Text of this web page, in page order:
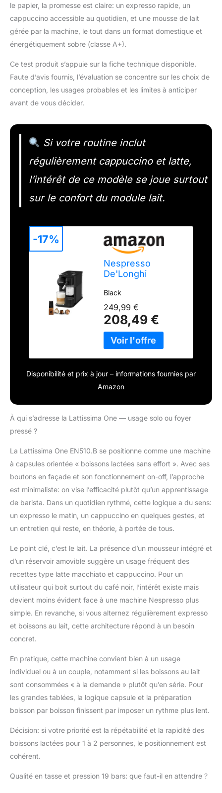
le papier, la promesse est claire: un expresso rapide, un
cappuccino accessible au quotidien, et une mousse de lait
gérée par la machine, le tout dans un format domestique et
énergétiquement sobre (classe A+).
Ce test produit s’appuie sur la fiche technique disponible.
Faute d’avis fournis, l’évaluation se concentre sur les choix de
conception, les usages probables et les limites à anticiper
avant de vous décider.
Si votre routine inclut
régulièrement cappuccino et latte,
l’intérêt de ce modèle se joue surtout
sur le confort du module lait.
Nespresso
De'Longhi
Lattissima One
Noir, 19 Bars + Kit
de Bienvenue,
Design Compact,
Expresso, Lungo
et Recettes
Lactées, Arrêt
EN510.B
Black
249,99 €
208,49 €
-17%
Disponibilité et prix à jour – informations fournies par
Amazon
À qui s’adresse la Lattissima One — usage solo ou foyer
pressé ?
La Lattissima One EN510.B se positionne comme une machine
à capsules orientée « boissons lactées sans effort ». Avec ses
boutons en façade et son fonctionnement on-off, l’approche
est minimaliste: on vise l’efficacité plutôt qu’un apprentissage
de barista. Dans un quotidien rythmé, cette logique a du sens:
un expresso le matin, un cappuccino en quelques gestes, et
un entretien qui reste, en théorie, à portée de tous.
Le point clé, c’est le lait. La présence d’un mousseur intégré et
d’un réservoir amovible suggère un usage fréquent des
recettes type latte macchiato et cappuccino. Pour un
utilisateur qui boit surtout du café noir, l’intérêt existe mais
devient moins évident face à une machine Nespresso plus
simple. En revanche, si vous alternez régulièrement expresso
et boissons au lait, cette architecture répond à un besoin
concret.
En pratique, cette machine convient bien à un usage
individuel ou à un couple, notamment si les boissons au lait
sont consommées « à la demande » plutôt qu’en série. Pour
les grandes tablées, la logique capsule et la préparation
boisson par boisson finissent par imposer un rythme plus lent.
Décision: si votre priorité est la répétabilité et la rapidité des
boissons lactées pour 1 à 2 personnes, le positionnement est
cohérent.
Qualité en tasse et pression 19 bars: que faut-il en attendre ?